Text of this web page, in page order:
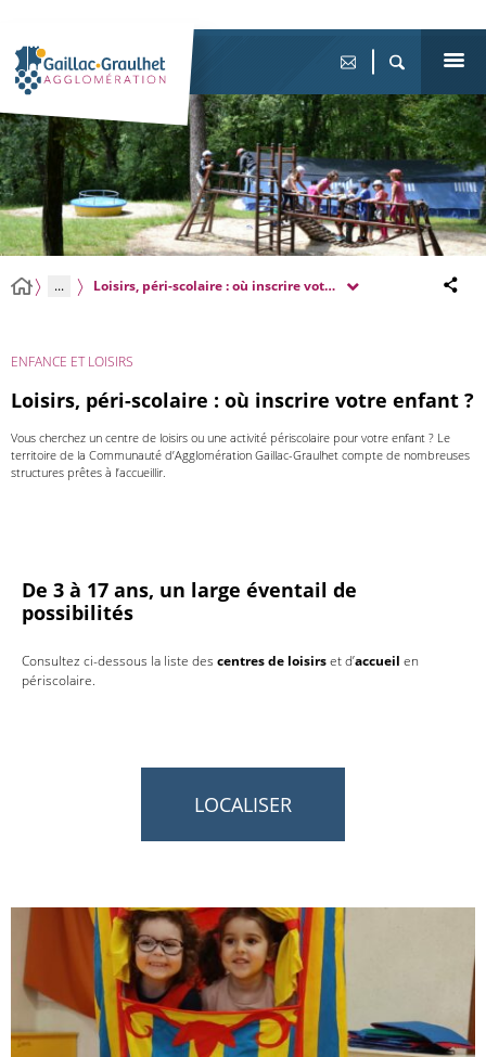
... Loisirs, péri-scolaire : où inscrire votre enfant ?
ENFANCE ET LOISIRS
Loisirs, péri-scolaire : où inscrire votre enfant ?
Vous cherchez un centre de loisirs ou une activité périscolaire pour votre enfant ? Le
territoire de la Communauté d’Agglomération Gaillac-Graulhet compte de nombreuses
structures prêtes à l’accueillir.
De 3 à 17 ans, un large éventail de
possibilités
Consultez ci-dessous la liste des centres de loisirset d’accueil en
périscolaire.
LOCALISER